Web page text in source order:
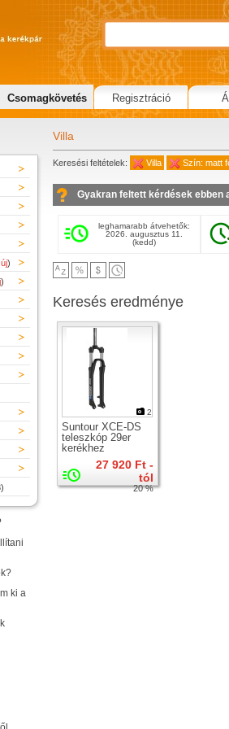
)
)
ki a
Villa
Keresési feltételek: Villa Szín: matt
Gyakran feltett kérdések ebben
leghamarabb átvehetők:
2026. augusztus 11.
(kedd)
Keresés eredménye
2
Suntour XCE-DS
teleszkóp 29er
kerékhez
27 920 Ft -
tól
20 %
Csomagkövetés Regisztráció